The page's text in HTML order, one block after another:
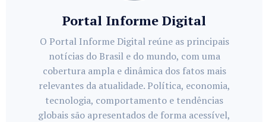
Portal Informe Digital
O Portal Informe Digital reúne as principais
notícias do Brasil e do mundo, com uma
cobertura ampla e dinâmica dos fatos mais
relevantes da atualidade. Política, economia,
tecnologia, comportamento e tendências
globais são apresentados de forma acessível,